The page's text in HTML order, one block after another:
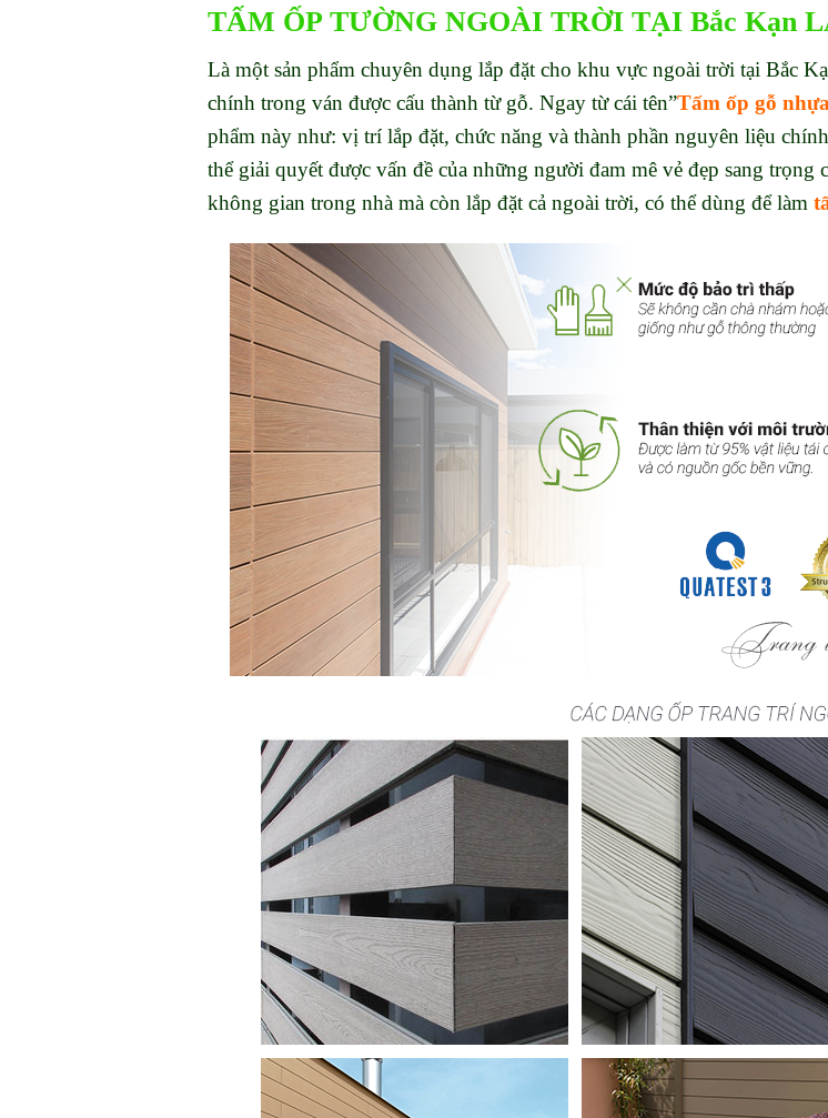
TẤM ỐP TƯỜNG NGOÀI TRỜI TẠI Bắc Kạn
Là một sản phẩm chuyên dụng lắp đặt cho khu vực ngoài trời tại Bắc
chính trong ván được cấu thành từ gỗ. Ngay từ cái tên”Tấm ốp gỗ
phẩm này như: vị trí lắp đặt, chức năng và thành phần nguyên liệu
thể giải quyết được vấn đề của những người đam mê vẻ đẹp sang
không gian trong nhà mà còn lắp đặt cả ngoài trời, có thể dùng để làm